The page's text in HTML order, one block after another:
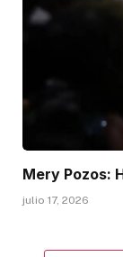
Mery Pozos:
julio 17, 2026